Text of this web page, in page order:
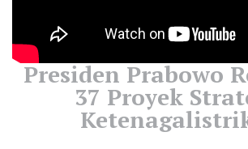
Presiden Prabowo
37 Proyek